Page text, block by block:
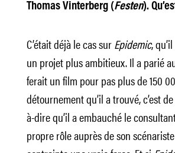
Thomas Vinterberg (Festen).
C’était déjà le cas surEpidemic,
un projet plus ambitieux. Il a parié
ferait un film pour pas plus de 150
détournement qu’il a trouvé, c’est
à-dire qu’il a embauché le
propre rôle auprès de son